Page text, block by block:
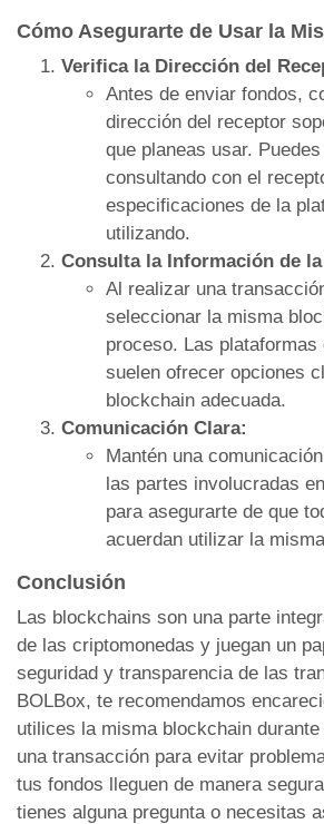
Cómo Asegurarte de Usar la
Verifica la Dirección del
Antes de enviar fondos,
dirección del receptor
que planeas usar.
consultando con el
especificaciones de la
utilizando.
Consulta la Información de
Al realizar una
seleccionar la misma
proceso. Las plataformas
suelen ofrecer opciones
blockchain adecuada.
Comunicación Clara:
Mantén una
las partes involucradas
para asegurarte de que
acuerdan utilizar la
Conclusión
Las blockchains son una parte
de las criptomonedas y juegan un
seguridad y transparencia de las
BOLBox, te recomendamos
utilices la misma blockchain
una transacción para evitar
tus fondos lleguen de manera
tienes alguna pregunta o necesitas